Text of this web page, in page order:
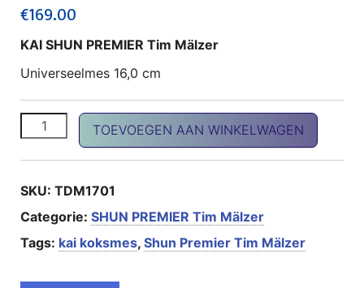
€169.00
KAI SHUN PREMIER Tim Mälzer
Universeelmes 16,0 cm
SHUN Premier universeelmes aantal
TOEVOEGEN AAN WINKELWAGEN
SKU: TDM1701
Categorie: SHUN PREMIER Tim Mälzer
Tags: kai koksmes, Shun Premier Tim Mälzer